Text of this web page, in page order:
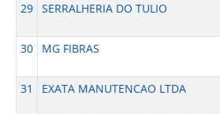
29 SERRALHERIA DO TULIO
30
MG FIBRAS
31
EXATA MANUTENCAO LTDA